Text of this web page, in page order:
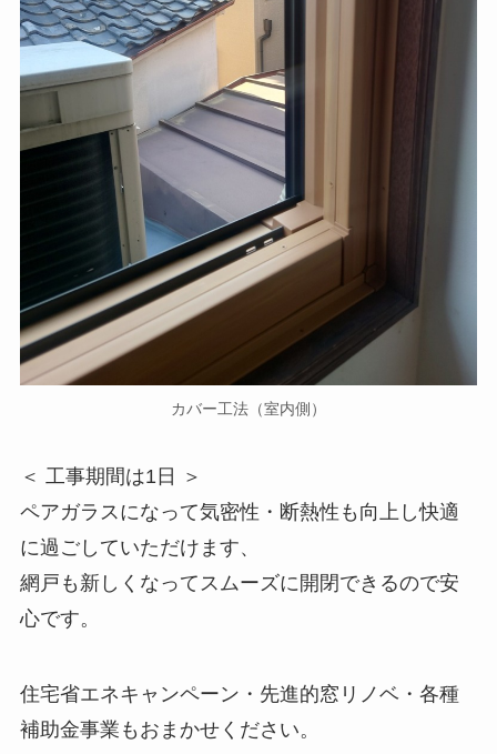
カバー工法（室内側）
＜ 工事期間は1日 ＞
ペアガラスになって気密性・断熱性も向上し快適
に過ごしていただけます、
網戸も新しくなってスムーズに開閉できるので安
心です。
住宅省エネキャンペーン・先進的窓リノベ・各種
補助金事業もおまかせください。